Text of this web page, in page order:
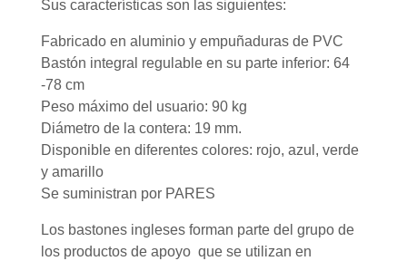
Sus características son las siguientes:
Fabricado en aluminio y empuñaduras de PVC
Bastón integral regulable en su parte inferior: 64
-78 cm
Peso máximo del usuario: 90 kg
Diámetro de la contera: 19 mm.
Disponible en diferentes colores: rojo, azul, verde
y amarillo
Se suministran por PARES
Los bastones ingleses forman parte del grupo de
los productos de apoyo que se utilizan en